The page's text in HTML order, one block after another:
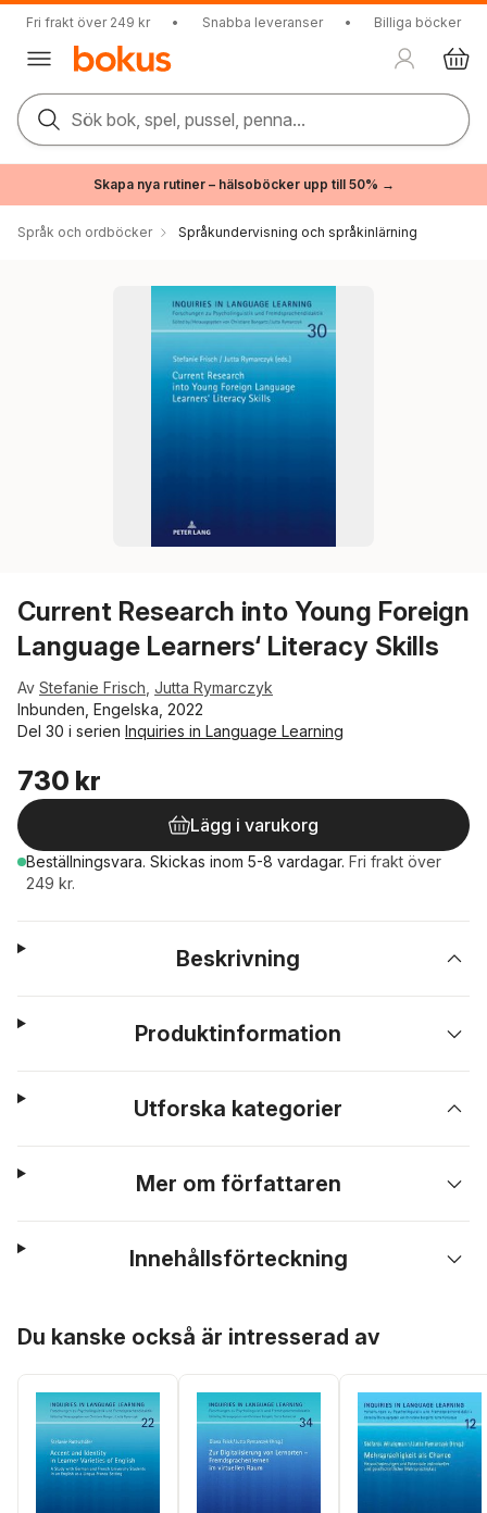
Fri frakt över 249 kr • Snabba leveranser • Billiga böcker
Sök bok, spel, pussel, penna...
Skapa nya rutiner – hälsoböcker upp till 50% →
Språk och ordböcker Språkundervisning och språkinlärning
Current Research into Young Foreign
Language Learners‘ Literacy Skills
Av Stefanie Frisch Jutta Rymarczyk
Inbunden, Engelska, 2022
Del 30 i serien Inquiries in Language Learning
730 kr
Lägg i varukorg
Beställningsvara. Skickas inom 5-8 vardagar. Fri frakt över
249 kr.
Beskrivning
Produktinformation
Utforska kategorier
Mer om författaren
Innehållsförteckning
Du kanske också är intresserad av